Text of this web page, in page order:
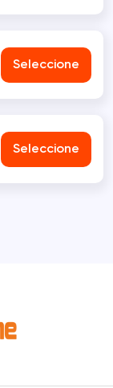
Seleccione
Seleccione